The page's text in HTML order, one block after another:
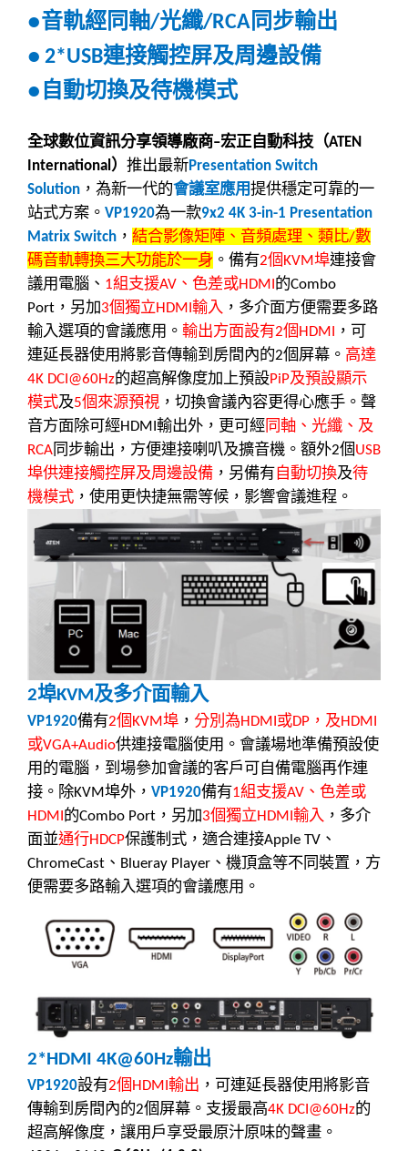
●音軌經同軸/光纖/RCA同步輸出
● 2*USB連接觸控屏及周邊設備
● 自動切換及待機模式
全球數位資訊分享領導廠商–宏正自動科技（ATEN
International ） 推出最新Presentation Switch
Solution ，為新一代的會議室應用提供穩定可靠的一
站式方案。 VP1920為一款9x2 4K 3-in-1 Presentation
Matrix Switch ， 結合影像矩陣、音頻處理、類比/數
碼音軌轉換三大功能於一身 。備有2個 KVM埠連接會
議用電腦、 1組支援AV 、色差或HDMI 的Combo
Port ，另加3個獨立HDMI 輸入 ，多介面方便需要多路
輸入選項的會議應用。 輸出方面設有2個 HDMI
，可
連延長器使用將影音傳輸到房間內的2個屏幕。 高達
4K DCI@60Hz的超高解像度加上預設PiP及預設顯示
模式及5個來源預視 ，切換會議內容更得心應手。聲
音方面除可經HDMI 輸出外，更可經 同軸、光纖、及
RCA同步輸出，方便連接喇叭及擴音機。額外2個USB
埠供連接觸控屏及周邊設備 ，另備有自動切換及待
機模式 ，使用更快捷無需等候，影響會議進程。
2埠KVM及多介面輸入
VP1920備有2個 KVM埠 ， 分別為HDMI 或DP ，及HDMI
或VGA+Audio供連接電腦使用。會議場地準備預設使
用的電腦，到場參加會議的客戶可自備電腦再作連
接。除KVM埠外， VP1920備有1組支援AV 、色差或
HDMI 的Combo Port ，另加3個獨立HDMI 輸入 ，多介
面並通行HDCP保護制式，適合連接Apple TV 、
ChromeCast 、 Blueray Player 、機頂盒等不同裝置，方
便需要多路輸入選項的會議應用。
2*HDMI 4K@60Hz輸出
VP1920設有2個 HDMI 輸出 ，可連延長器使用將影音
傳輸到房間內的2個屏幕。支援最高4K DCI@60Hz的
超高解像度，讓用戶享受最原汁原味的聲畫。